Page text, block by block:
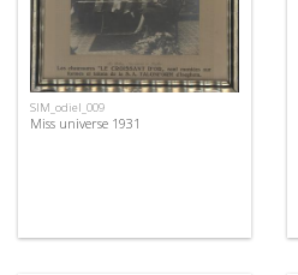
SIM_odiel_009
Miss universe 1931